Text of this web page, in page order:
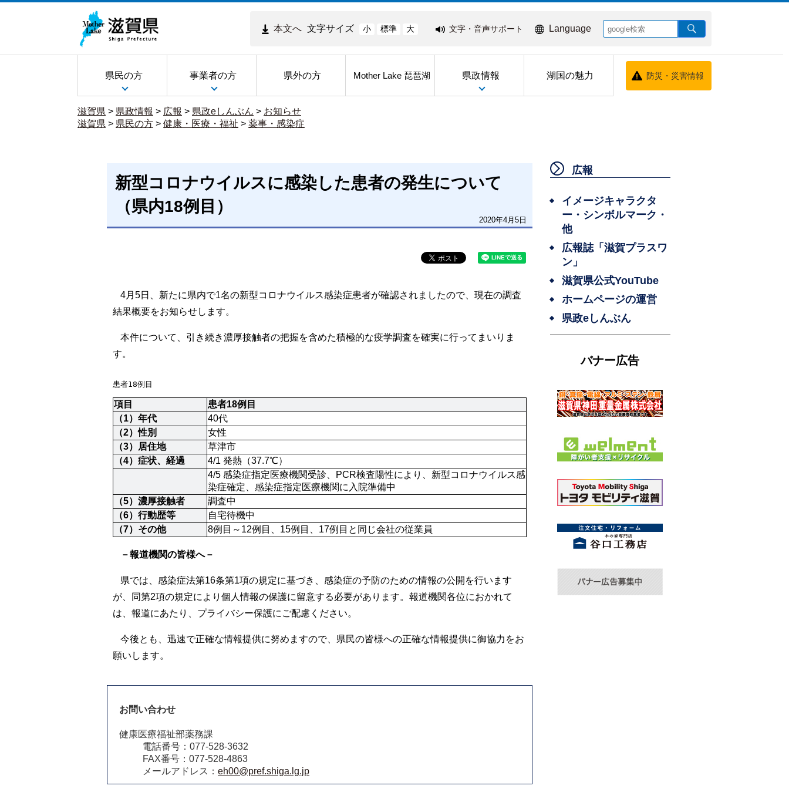
本文へ 文字サイズ 小 標準 大 文字・音声サポート Language
県民の方 事業者の方 県外の方 Mother Lake 琵琶湖 県政情報 湖国の魅力 防災・災害情報
滋賀県 > 県政情報 > 広報 > 県政eしんぶん > お知らせ
滋賀県 > 県民の方 > 健康・医療・福祉 > 薬事・感染症
新型コロナウイルスに感染した患者の発生について
（県内18例目）
2020年4月5日
4月5日、 新たに県内で1名の新型コロナウイルス感染症患者が確認されましたので、現在の調査
結果概要をお知らせします。
本件について、引き続き濃厚接触者の把握を含めた積極的な疫学調査を確実に行ってまいりま
す。
患者18例目
項目
患者18例目
（1）年代
40代
（2）性別
女性
（3）居住地
草津市
（4）症状、経過
4/1 発熱（37.7℃）
4/5 感染症指定医療機関受診、PCR検査陽性により、新型コロナウイルス感
染症確定、感染症指定医療機関に入院準備中
（5）濃厚接触者
調査中
（6）行動歴等
自宅待機中
（7）その他
8例目～12例目、15例目、17例目と同じ会社の従業員
－報道機関の皆様へ－
県では、感染症法第16条第1項の規定に基づき、感染症の予防のための情報の公開を行います
が、同第2項の規定により個人情報の保護に留意する必要があります。報道機関各位におかれて
は、報道にあたり、プライバシー保護にご配慮ください。
今後とも、迅速で正確な情報提供に努めますので、県民の皆様への正確な情報提供に御協力をお
願いします。
お問い合わせ
健康医療福祉部薬務課
電話番号：077-528-3632
FAX番号：077-528-4863
メールアドレス： eh00@pref.shiga.lg.jp
広報
イメージキャラクタ
ー・シンボルマーク・
他
広報誌「滋賀プラスワ
ン」
滋賀県公式YouTube
ホームページの運営
県政eしんぶん
バナー広告